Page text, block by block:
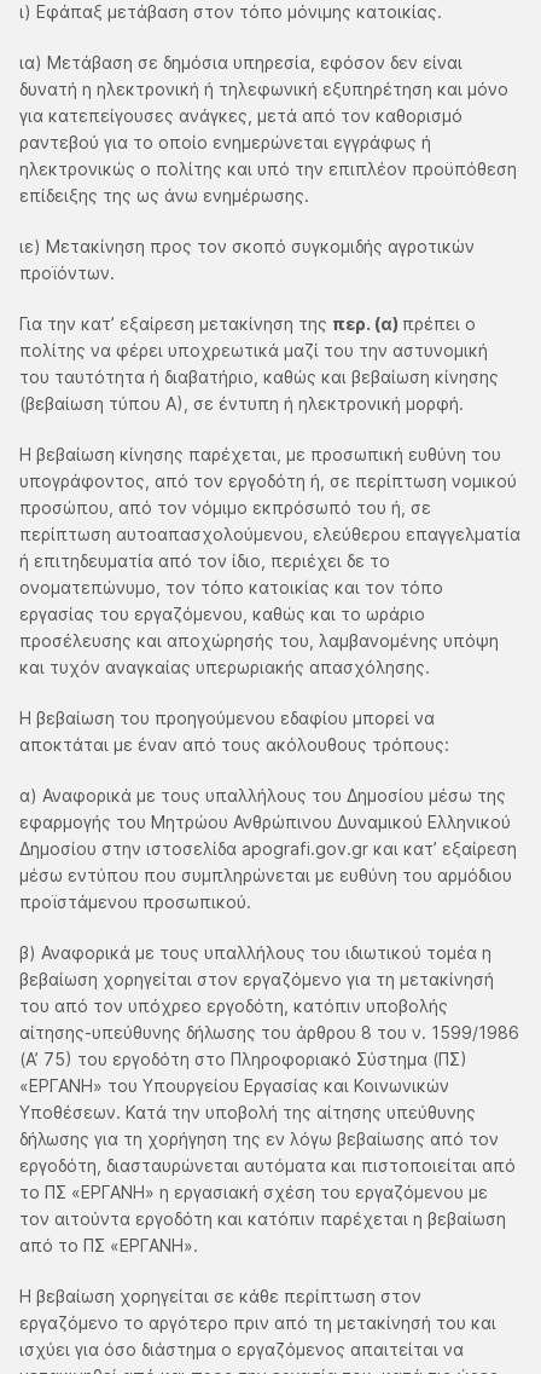
ι) Εφάπαξ μετάβαση στον τόπο μόνιμης κατοικίας.
ια) Μετάβαση σε δημόσια υπηρεσία, εφόσον δεν είναι
δυνατή η ηλεκτρονική ή τηλεφωνική εξυπηρέτηση και μόνο
για κατεπείγουσες ανάγκες, μετά από τον καθορισμό
ραντεβού για το οποίο ενημερώνεται εγγράφως ή
ηλεκτρονικώς ο πολίτης και υπό την επιπλέον προϋπόθεση
επίδειξης της ως άνω ενημέρωσης.
ιε) Μετακίνηση προς τον σκοπό συγκομιδής αγροτικών
προϊόντων.
Για την κατ’ εξαίρεση μετακίνηση της περ. (α) πρέπει ο
πολίτης να φέρει υποχρεωτικά μαζί του την αστυνομική
του ταυτότητα ή διαβατήριο, καθώς και βεβαίωση κίνησης
(βεβαίωση τύπου Α), σε έντυπη ή ηλεκτρονική μορφή.
Η βεβαίωση κίνησης παρέχεται, με προσωπική ευθύνη του
υπογράφοντος, από τον εργοδότη ή, σε περίπτωση νομικού
προσώπου, από τον νόμιμο εκπρόσωπό του ή, σε
περίπτωση αυτοαπασχολούμενου, ελεύθερου επαγγελματία
ή επιτηδευματία από τον ίδιο, περιέχει δε το
ονοματεπώνυμο, τον τόπο κατοικίας και τον τόπο
εργασίας του εργαζόμενου, καθώς και το ωράριο
προσέλευσης και αποχώρησής του, λαμβανομένης υπόψη
και τυχόν αναγκαίας υπερωριακής απασχόλησης.
Η βεβαίωση του προηγούμενου εδαφίου μπορεί να
αποκτάται με έναν από τους ακόλουθους τρόπους:
α) Αναφορικά με τους υπαλλήλους του Δημοσίου μέσω της
εφαρμογής του Μητρώου Ανθρώπινου Δυναμικού Ελληνικού
Δημοσίου στην ιστοσελίδα apografi.gov.gr και κατ’ εξαίρεση
μέσω εντύπου που συμπληρώνεται με ευθύνη του αρμόδιου
προϊστάμενου προσωπικού.
β) Αναφορικά με τους υπαλλήλους του ιδιωτικού τομέα η
βεβαίωση χορηγείται στον εργαζόμενο για τη μετακίνησή
του από τον υπόχρεο εργοδότη, κατόπιν υποβολής
αίτησης-υπεύθυνης δήλωσης του άρθρου 8 του ν. 1599/1986
(Α’ 75) του εργοδότη στο Πληροφοριακό Σύστημα (ΠΣ)
«ΕΡΓΑΝΗ» του Υπουργείου Εργασίας και Κοινωνικών
Υποθέσεων. Κατά την υποβολή της αίτησης υπεύθυνης
δήλωσης για τη χορήγηση της εν λόγω βεβαίωσης από τον
εργοδότη, διασταυρώνεται αυτόματα και πιστοποιείται από
το ΠΣ «ΕΡΓΑΝΗ» η εργασιακή σχέση του εργαζόμενου με
τον αιτούντα εργοδότη και κατόπιν παρέχεται η βεβαίωση
από το ΠΣ «ΕΡΓΑΝΗ».
Η βεβαίωση χορηγείται σε κάθε περίπτωση στον
εργαζόμενο το αργότερο πριν από τη μετακίνησή του και
ισχύει για όσο διάστημα ο εργαζόμενος απαιτείται να